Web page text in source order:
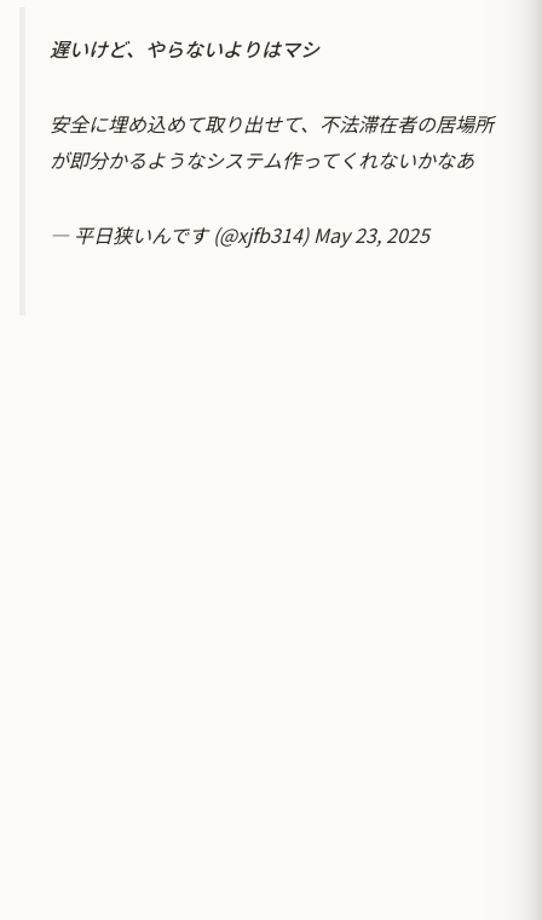
遅いけど、やらないよりはマシ
安全に埋め込めて取り出せて、不法滞在者の居場所
が即分かるようなシステム作ってくれないかなあ
— 平日狭いんです (@xjfb314)May 23, 2025